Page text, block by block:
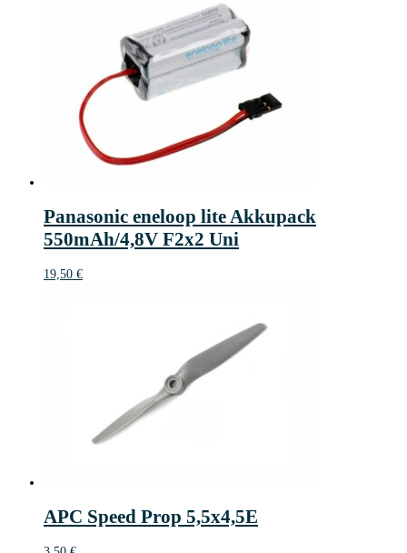
Panasonic eneloop lite Akkupack
550mAh/4,8V F2x2 Uni
19,50 €
APC Speed Prop 5,5x4,5E